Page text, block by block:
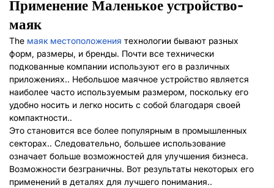
Применение Маленькое устройство-
маяк
The маяк местоположения технологии бывают разных
форм, размеры, и бренды. Почти все технически
подкованные компании используют его в различных
приложениях.. Небольшое маячное устройство является
наиболее часто используемым размером, поскольку его
удобно носить и легко носить с собой благодаря своей
компактности..
Это становится все более популярным в промышленных
секторах.. Следовательно, большее использование
означает больше возможностей для улучшения бизнеса.
Возможности безграничны. Вот результаты некоторых его
применений в деталях для лучшего понимания..